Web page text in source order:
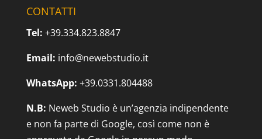
CONTATTI
Tel: +39.334.823.8847
Email: info@newebstudio.it
WhatsApp: +39.0331.804488
N.B: Neweb Studio è un’agenzia indipendente
e non fa parte di Google, così come non è